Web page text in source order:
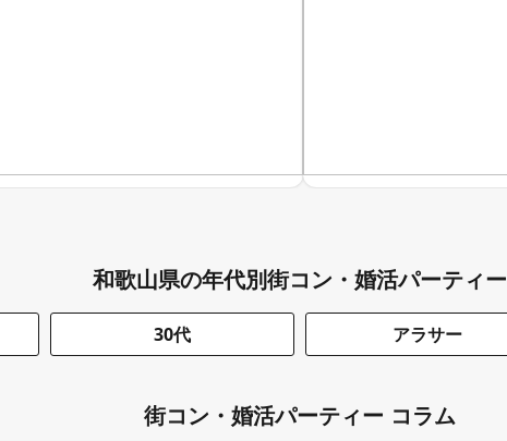
和歌山県の年代別街コン・婚活パーティー
30代 アラサー
街コン・婚活パーティー コラム